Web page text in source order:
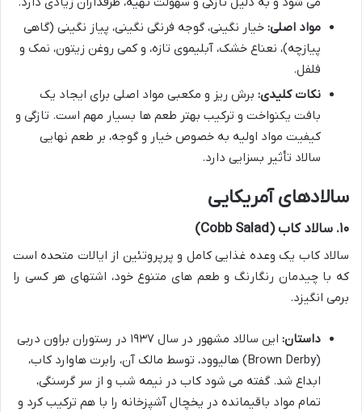
مواد اصلی: خیار نگینی، گوجه فرنگی نگینی، پیاز نگینی (گاهی
پیازچه)، نعناع خشک، آبلیموی تازه، و کمی روغن زیتون، نمک و
فلفل.
نکات کلیدی: برش ریز و مکعبی مواد اصلی برای ایجاد یک
بافت یکنواخت و ترکیب بهتر طعم ها بسیار مهم است. تازگی و
کیفیت مواد اولیه به خصوص خیار و گوجه، بر طعم نهایی
سالاد تأثیر بسزایی دارد.
سالادهای آمریکایی
۱۰. سالاد کاب (Cobb Salad)
سالاد کاب یک وعده غذایی کامل و پرپروتئین از ایالات متحده است
که با چیدمان رنگارنگ و طعم های متنوع خود، اشتهای هر کسی را
برمی انگیزد.
داستان:
این سالاد مشهور در سال ۱۹۳۷ در رستوران براون دربی
(Brown Derby) هالیوود، توسط مالک آن، رابرت هاوارد کاب،
ابداع شد. گفته می شود کاب در نیمه شب و از سر گرسنگی،
تمام مواد باقیمانده در یخچال آشپزخانه را با هم ترکیب کرد و